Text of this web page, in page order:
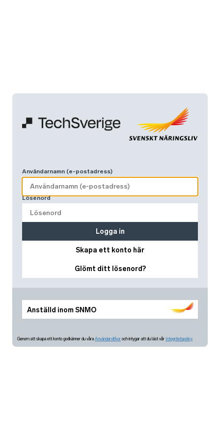
Anställd inom SNMO
Användarnamn (e-postadress)
Lösenord
Skapa ett konto här
Glömt ditt lösenord?
Logga in
Genom att skapa ett konto godkänner du våra Användarvillkor och intygar att du läst vår Integritetspolicy.